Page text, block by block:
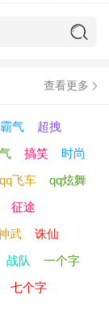
查看更多
霸气
超拽
搞笑
时尚
qq飞车
qq炫舞
征途
武
诛仙
战队
一个字
七个字